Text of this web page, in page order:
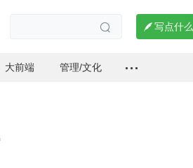
  写点什么
大前端 管理/文化